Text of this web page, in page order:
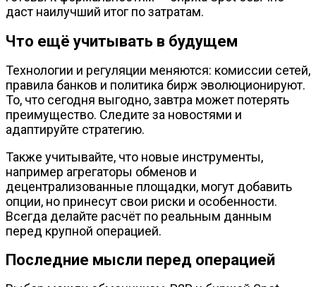
даст наилучший итог по затратам.
Что ещё учитывать в будущем
Технологии и регуляции меняются: комиссии сетей,
правила банков и политика бирж эволюционируют.
То, что сегодня выгодно, завтра может потерять
преимущество. Следите за новостями и
адаптируйте стратегию.
Также учитывайте, что новые инструменты,
например агрегаторы обменов и
децентрализованные площадки, могут добавить
опции, но принесут свои риски и особенности.
Всегда делайте расчёт по реальным данным
перед крупной операцией.
Последние мысли перед операцией